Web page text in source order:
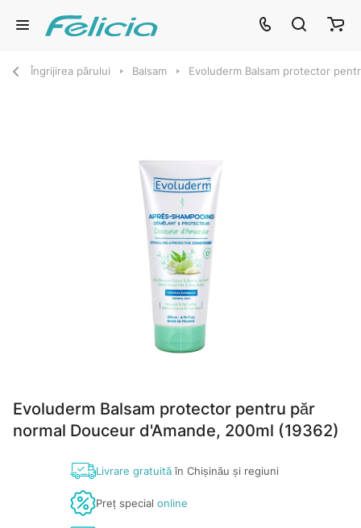
Îngrijirea părului Balsam Evoluderm Balsam protector
Evoluderm Balsam protector pentru păr
normal Douceur d'Amande, 200ml (19362)
Livrare gratuităîn Chișinău și regiuni
Preț special online